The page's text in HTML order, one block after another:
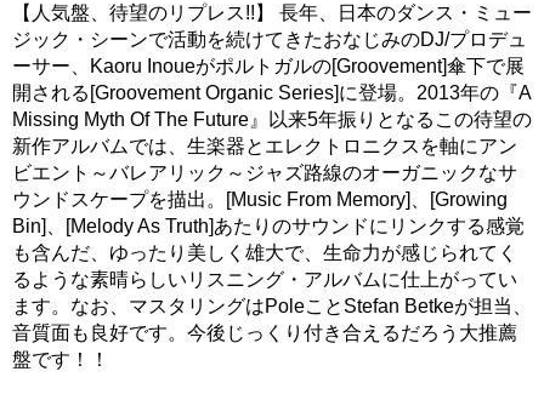
【人気盤、待望のリプレス!!】 長年、日本のダンス・ミュー
ジック・シーンで活動を続けてきたおなじみのDJ/プロデュ
ーサー、Kaoru Inoueがポルトガルの[Groovement]傘下で展
開される[Groovement Organic Series]に登場。2013年の『A
Missing Myth Of The Future』以来5年振りとなるこの待望の
新作アルバムでは、生楽器とエレクトロニクスを軸にアン
ビエント～バレアリック～ジャズ路線のオーガニックなサ
ウンドスケープを描出。[Music From Memory]、[Growing
Bin]、[Melody As Truth]あたりのサウンドにリンクする感覚
も含んだ、ゆったり美しく雄大で、生命力が感じられてく
るような素晴らしいリスニング・アルバムに仕上がってい
ます。なお、マスタリングはPoleことStefan Betkeが担当、
音質面も良好です。今後じっくり付き合えるだろう大推薦
盤です！！